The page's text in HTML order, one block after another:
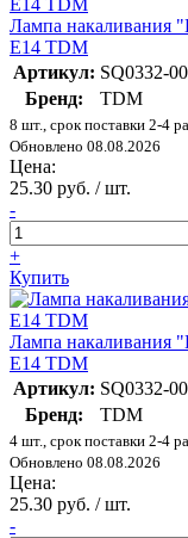
Лампа накаливания
Е14 TDM
Артикул: SQ0332-
Бренд:
TDM
8 шт., срок поставки 2-4
Обновлено 08.08.2026
Цена:
25.30 руб. / шт.
-
+
Купить
Лампа накаливания
Е14 TDM
Артикул: SQ0332-
Бренд:
TDM
4 шт., срок поставки 2-4
Обновлено 08.08.2026
Цена:
25.30 руб. / шт.
-